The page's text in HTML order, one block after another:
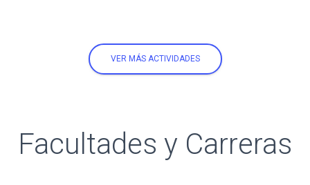
VER MÁS ACTIVIDADES
Facultades y Carreras